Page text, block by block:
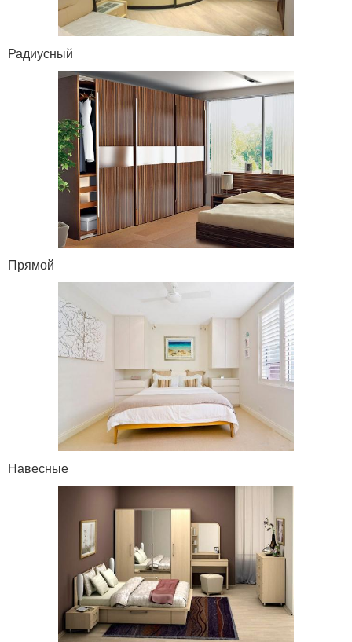
Радиусный
Прямой
Навесные